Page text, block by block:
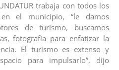
trabaja con todos los
el municipio, “le damos
de turismo, buscamos
fotografía para enfatizar la
El turismo es extenso y
para impulsarlo”, dijo